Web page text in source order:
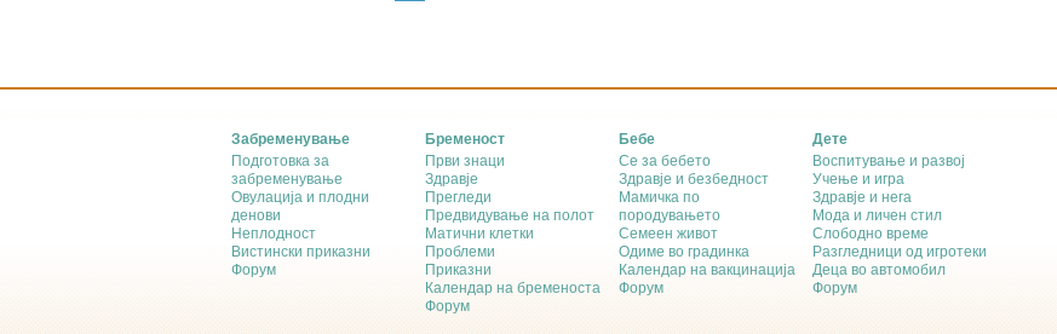
Забременување
Подготовка за
забременување
Овулација и плодни
денови
Неплодност
Вистински приказни
Форум
Бременост
Први знаци
Здравје
Прегледи
Предвидување на полот
Матични клетки
Проблеми
Приказни
Календар на бременоста
Форум
Бебе
Се за бебето
Здравје и безбедност
Мамичка по
породувањето
Семеен живот
Одиме во градинка
Календар на вакцинација
Форум
Дете
Воспитување и развој
Учење и игра
Здравје и нега
Мода и личен стил
Слободно време
Разгледници од игротеки
Деца во автомобил
Форум